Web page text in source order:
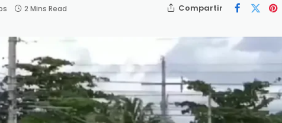
2 Mins Read Compartir